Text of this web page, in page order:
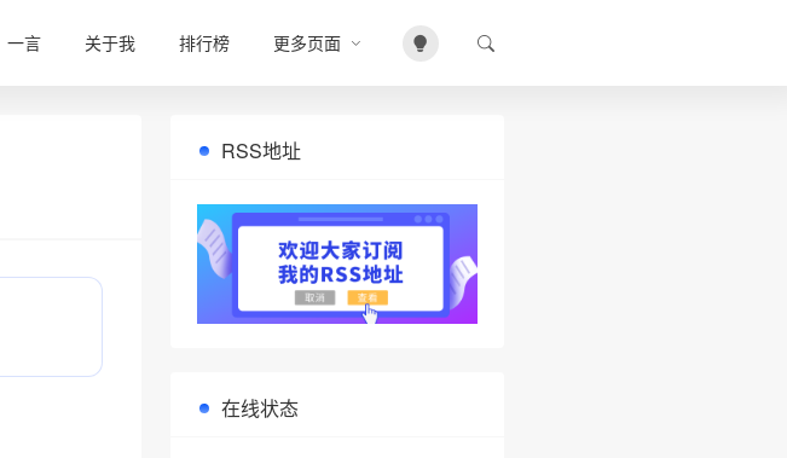
一言 关于我 排行榜 更多页面
RSS地址
在线状态